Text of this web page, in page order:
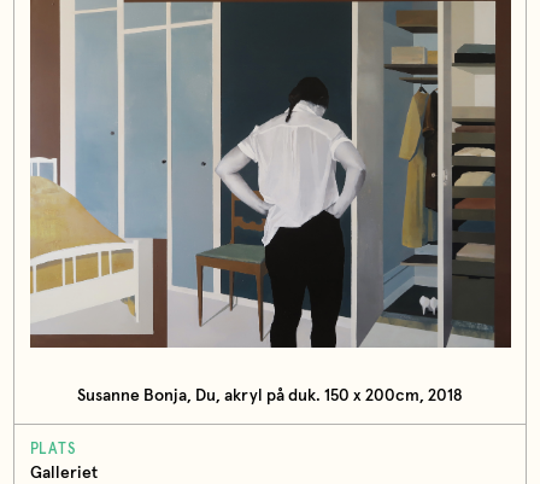
Susanne Bonja, Du, akryl på duk. 150 x 200cm, 2018
PLATS
Galleriet